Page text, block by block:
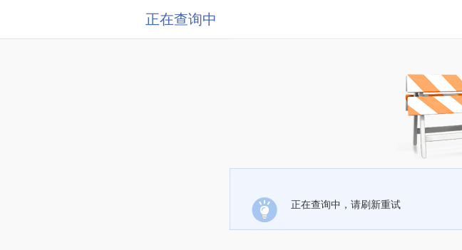
正在查询中
正在查询中，请刷新重试